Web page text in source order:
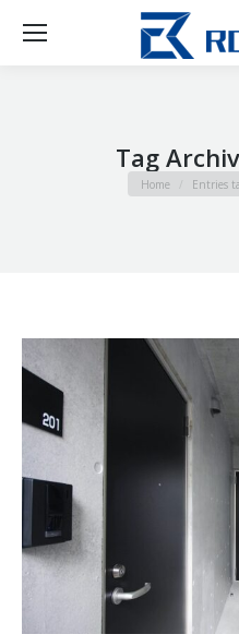
Tag
You are here:
Home Entries